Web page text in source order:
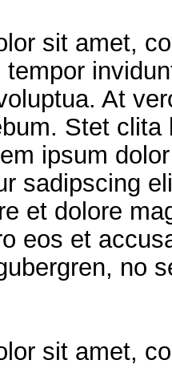
sit amet,
tempor
At
Stet
ipsum
sadipscing
et dolore
eos et
no
sit amet,